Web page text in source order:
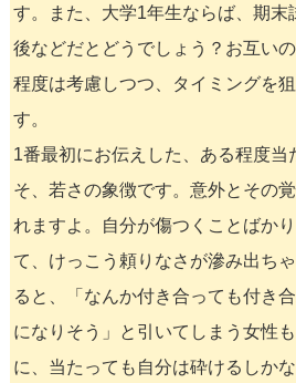
す。また、大学1年生ならば、期末
後などだとどうでしょう？お互い
程度は考慮しつつ、タイミングを
す。
1番最初にお伝えした、ある程度当
そ、若さの象徴です。意外とその
れますよ。自分が傷つくことばか
て、けっこう頼りなさが滲み出ち
ると、「なんか付き合っても付き
になりそう」と引いてしまう女性
に、当たっても自分は砕けるしか